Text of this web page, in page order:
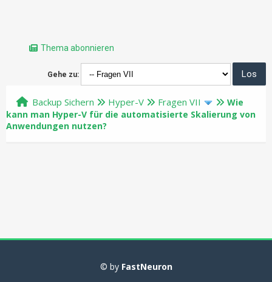
Thema abonnieren
Gehe zu:
Backup Sichern Hyper-V Fragen VII
Wie
kann man Hyper-V für die automatisierte Skalierung von
Anwendungen nutzen?
© by FastNeuron